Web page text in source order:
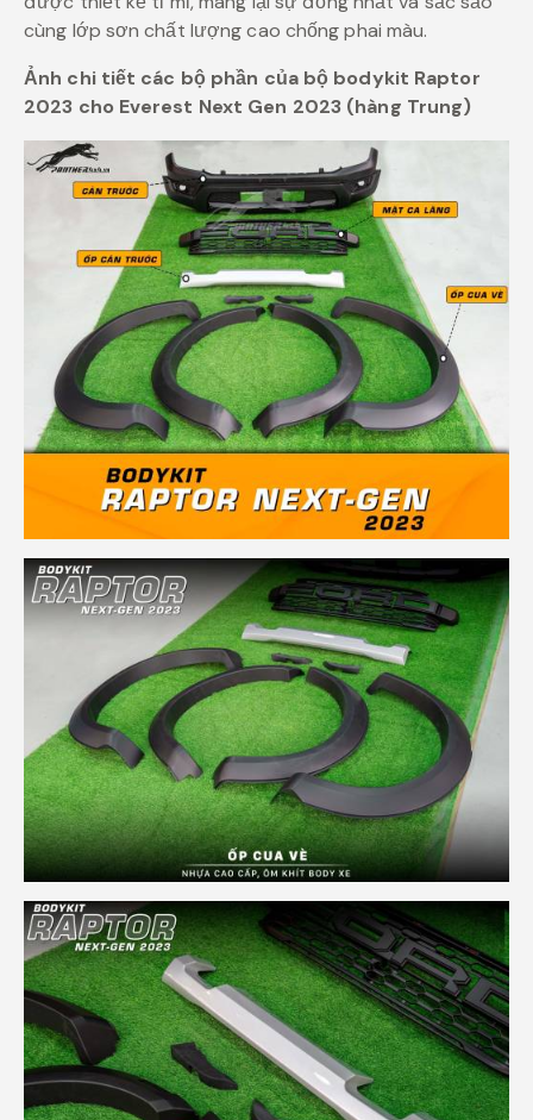
cùng lớp sơn chất lượng cao chống phai màu.
Ảnh chi tiết các bộ phần của bộ bodykit Raptor
2023 cho Everest Next Gen 2023 (hàng Trung)